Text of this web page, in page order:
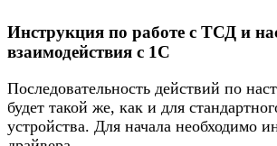
Инструкция по работе с ТСД и
взаимодействия с 1С
Последовательность действий по
будет такой же, как и для
устройства. Для начала необходимо